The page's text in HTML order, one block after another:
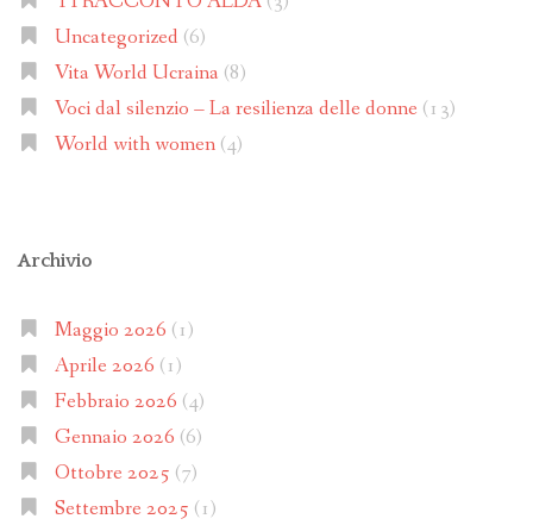
Uncategorized (6)
Vita World Ucraina (8)
Voci dal silenzio – La resilienza delle donne (13)
World with women(4)
Archivio
Maggio 2026 (1)
Aprile 2026 (1)
Febbraio 2026 (4)
Gennaio 2026 (6)
Ottobre 2025 (7)
Settembre 2025 (1)